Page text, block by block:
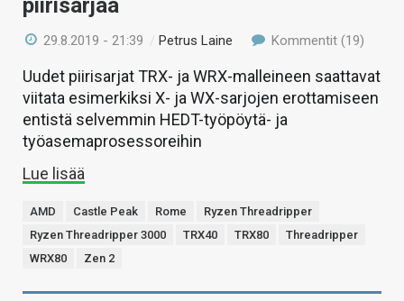
piirisarjaa
29.8.2019 - 21:39 /Petrus Laine Kommentit (19)
Uudet piirisarjat TRX- ja WRX-malleineen saattavat
viitata esimerkiksi X- ja WX-sarjojen erottamiseen
entistä selvemmin HEDT-työpöytä- ja
työasemaprosessoreihin
Lue lisää
AMD Castle Peak Rome
Ryzen Threadripper
Ryzen Threadripper 3000
TRX40 TRX80
Threadripper
WRX80
Zen 2